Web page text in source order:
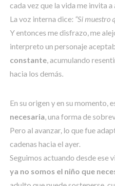
cada vez que la vida me invita
La voz interna dice: “Si muestro
Y entonces me disfrazo, me
interpreto un personaje
constante , acumulando
hacia los demás.
En su origen y en su momento,
necesaria , una forma de
Pero al avanzar, lo que fue
cadenas hacia el ayer.
Seguimos actuando desde ese
ya no somos el niño que